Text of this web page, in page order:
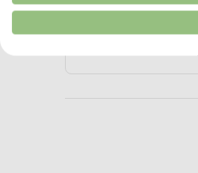
Erstellung von Profilen für